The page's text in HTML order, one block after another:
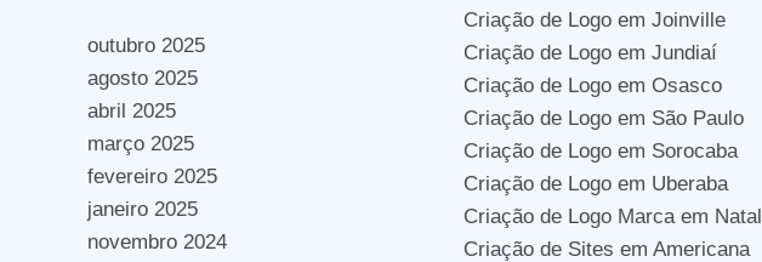
outubro 2025
agosto 2025
abril 2025
março 2025
fevereiro 2025
janeiro 2025
novembro 2024
Criação de Logo em Joinville
Criação de Logo em Jundiaí
Criação de Logo em Osasco
Criação de Logo em São Paulo
Criação de Logo em Sorocaba
Criação de Logo em Uberaba
Criação de Logo Marca em Natal
Criação de Sites em Americana